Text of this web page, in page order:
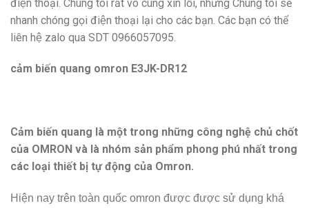
điện thoại. Chúng tôi rất vô cùng xin lỗi, nhưng Chúng tôi sẽ
nhanh chóng gọi điện thoại lại cho các bạn. Các bạn có thể
liên hệ zalo qua SDT 0966057095.
cảm biến quang omron E3JK-DR12
Cảm biến quang là một trong những công nghệ chủ chốt
của OMRON và là nhóm sản phẩm phong phú nhất trong
các loại thiết bị tự động của Omron.
Hiện nay trên toàn quốc omron được được sử dụng khá